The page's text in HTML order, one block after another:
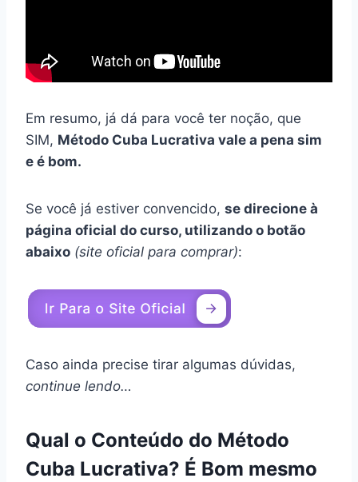
Em resumo, já dá para você ter noção, que
SIM, Método Cuba Lucrativa vale a pena sim
e é bom.
Se você já estiver convencido, se direcione à
página oficial do curso, utilizando o botão
abaixo (site oficial para comprar):
Caso ainda precise tirar algumas dúvidas,
continue lendo…
Qual o Conteúdo do Método
Cuba Lucrativa? É Bom mesmo